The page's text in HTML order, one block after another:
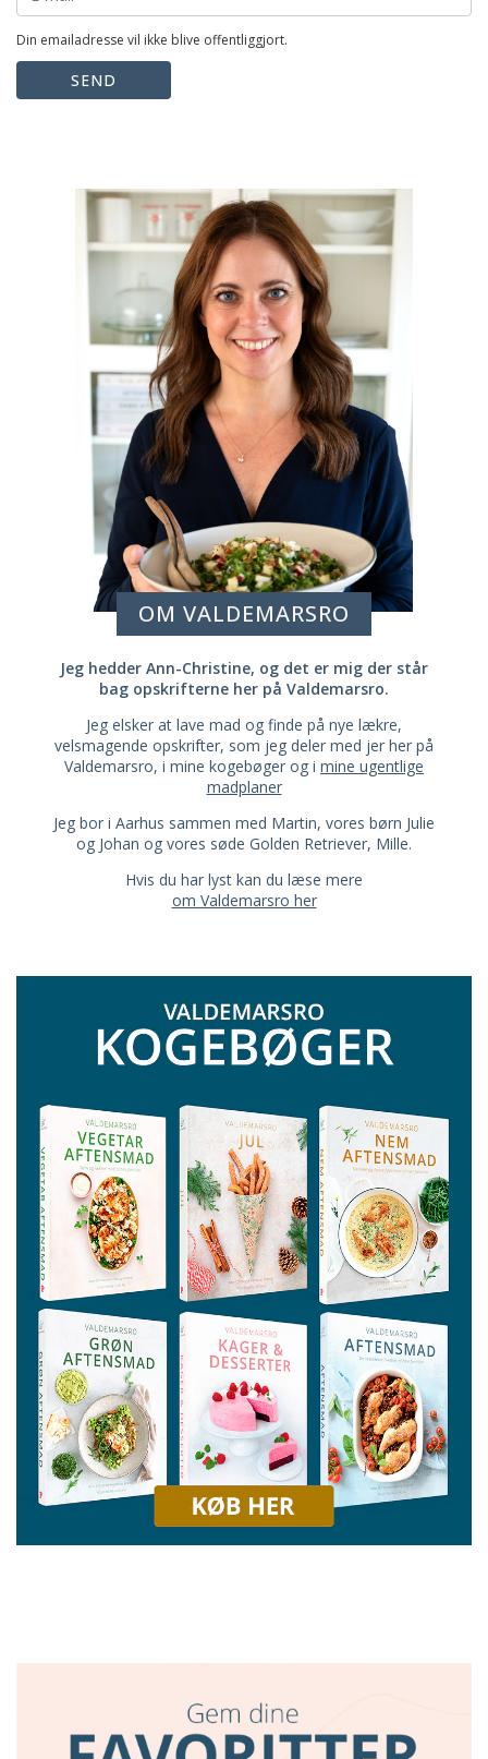
Din emailadresse vil ikke blive offentliggjort.
SEND
OM VALDEMARSRO
Jeg hedder Ann-Christine, og det er mig der står
bag opskrifterne her på Valdemarsro.
Jeg elsker at lave mad og finde på nye lækre,
velsmagende opskrifter, som jeg deler med jer her på
Valdemarsro, i mine kogebøger og i mine ugentlige
madplaner
Jeg bor i Aarhus sammen med Martin, vores børn Julie
og Johan og vores søde Golden Retriever, Mille.
Hvis du har lyst kan du læse mere
om Valdemarsro her